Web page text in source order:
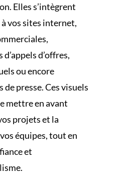
Elles s’intègrent
vos sites internet,
d’offres,
ou encore
de presse. Ces visuels
mettre en avant
projets et la
équipes, tout en
et